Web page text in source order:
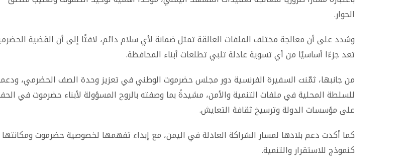
الحوار.
وشدد على أن معالجة مختلف الملفات العالقة تمثل ضمانة لأي سلام دائم، لافتًا إلى أن القضية
تعد جزءًا أساسيًا من أي تسوية عادلة تلبي تطلعات أبناء المحافظة.
من جانبها، ثمّنت السفيرة الفرنسية دور مجلس حضرموت الوطني في تعزيز وحدة الصف الحضرمي،
للسلطة المحلية في ملفات التنمية والأمن، مشيدةً بما وصفته بالروح المسؤولة لأبناء حضرموت في
على مؤسسات الدولة وترسيخ ثقافة التعايش.
كما أكدت دعم بلادها لمسار الشراكة العادلة في اليمن، مع إبداء تفهمها لخصوصية حضرموت ومكانتها
كنموذج للاستقرار والتنمية.